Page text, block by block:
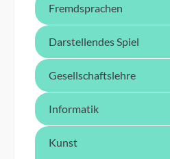
Fremdsprachen
Darstellendes Spiel
Gesellschaftslehre
Informatik
Kunst